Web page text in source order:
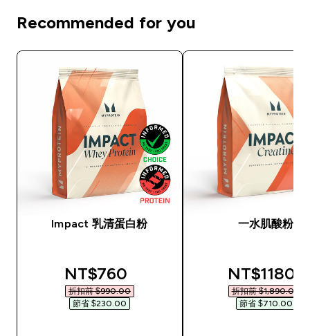
Recommended for you
Impact 乳清蛋白粉
discounted price
NT$760‎
折扣前 $990.00‎
節省 $230.00‎
一水肌酸粉
NT$1180‎
折扣前 $1,890.00‎
節省 $710.00‎